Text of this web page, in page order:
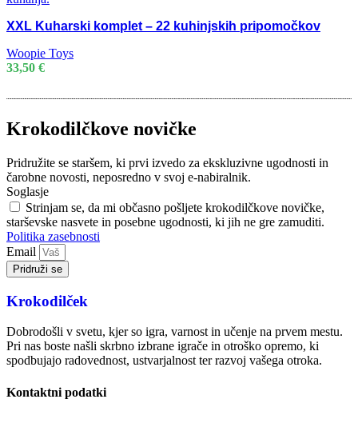
XXL Kuharski komplet – 22 kuhinjskih pripomočkov
Woopie Toys
33,50 €
Krokodilčkove novičke
Pridružite se staršem, ki prvi izvedo za ekskluzivne ugodnosti in
čarobne novosti, neposredno v svoj e-nabiralnik.
Soglasje
Strinjam se, da mi občasno pošljete krokodilčkove novičke,
starševske nasvete in posebne ugodnosti, ki jih ne gre zamuditi.
Politika zasebnosti
Email
Pridruži se
Krokodilček
Dobrodošli v svetu, kjer so igra, varnost in učenje na prvem mestu.
Pri nas boste našli skrbno izbrane igrače in otroško opremo, ki
spodbujajo radovednost, ustvarjalnost ter razvoj vašega otroka.
Kontaktni podatki